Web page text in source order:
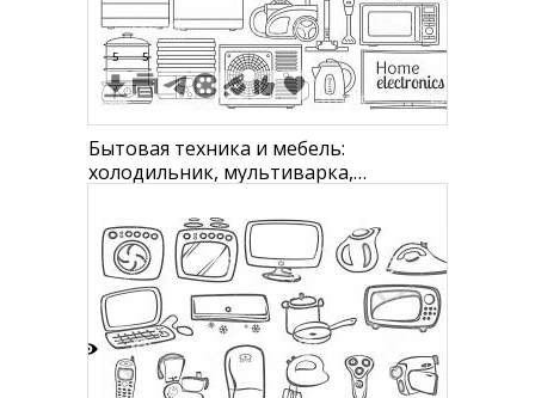
5 5
Бытовая техника и мебель:
холодильник, мультиварка,
стереосистема, колонка, вытяжка,
миксер, блендер, стиральная
машина, посудомоечная машина,
пылесос, напольные весы, фен,
микроволновка, пароварка,
вентилятор, осушитель воздуха, т